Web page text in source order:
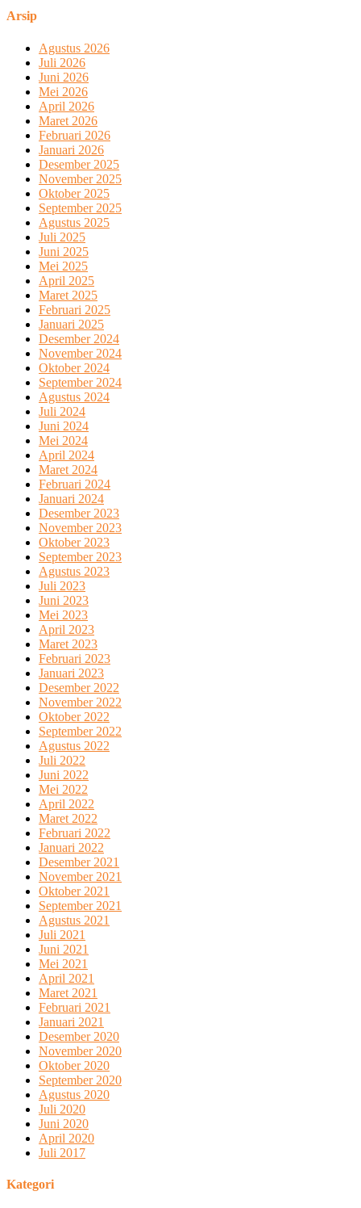
Arsip
Agustus 2026
Juli 2026
Juni 2026
Mei 2026
April 2026
Maret 2026
Februari 2026
Januari 2026
Desember 2025
November 2025
Oktober 2025
September 2025
Agustus 2025
Juli 2025
Juni 2025
Mei 2025
April 2025
Maret 2025
Februari 2025
Januari 2025
Desember 2024
November 2024
Oktober 2024
September 2024
Agustus 2024
Juli 2024
Juni 2024
Mei 2024
April 2024
Maret 2024
Februari 2024
Januari 2024
Desember 2023
November 2023
Oktober 2023
September 2023
Agustus 2023
Juli 2023
Juni 2023
Mei 2023
April 2023
Maret 2023
Februari 2023
Januari 2023
Desember 2022
November 2022
Oktober 2022
September 2022
Agustus 2022
Juli 2022
Juni 2022
Mei 2022
April 2022
Maret 2022
Februari 2022
Januari 2022
Desember 2021
November 2021
Oktober 2021
September 2021
Agustus 2021
Juli 2021
Juni 2021
Mei 2021
April 2021
Maret 2021
Februari 2021
Januari 2021
Desember 2020
November 2020
Oktober 2020
September 2020
Agustus 2020
Juli 2020
Juni 2020
April 2020
Juli 2017
Kategori